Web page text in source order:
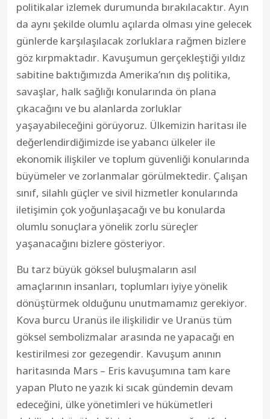
politikalar izlemek durumunda bırakılacaktır. Ayın
da aynı şekilde olumlu açılarda olması yine gelecek
günlerde karşılaşılacak zorluklara rağmen bizlere
göz kırpmaktadır. Kavuşumun gerçekleştiği yıldız
sabitine baktığımızda Amerika’nın dış politika,
savaşlar, halk sağlığı konularında ön plana
çıkacağını ve bu alanlarda zorluklar
yaşayabileceğini görüyoruz. Ülkemizin haritası ile
değerlendirdiğimizde ise yabancı ülkeler ile
ekonomik ilişkiler ve toplum güvenliği konularında
büyümeler ve zorlanmalar görülmektedir. Çalışan
sınıf, silahlı güçler ve sivil hizmetler konularında
iletişimin çok yoğunlaşacağı ve bu konularda
olumlu sonuçlara yönelik zorlu süreçler
yaşanacağını bizlere gösteriyor.
Bu tarz büyük göksel buluşmaların asıl
amaçlarının insanları, toplumları iyiye yönelik
dönüştürmek olduğunu unutmamamız gerekiyor.
Kova burcu Uranüs ile ilişkilidir ve Uranüs tüm
göksel sembolizmalar arasında ne yapacağı en
kestirilmesi zor gezegendir. Kavuşum anının
haritasında Mars – Eris kavuşumına tam kare
yapan Pluto ne yazık ki sıcak gündemin devam
edeceğini, ülke yönetimleri ve hükümetleri